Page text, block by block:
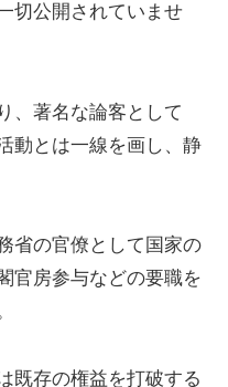
切公開されていませ
、著名な論客として
動とは一線を画し、静
省の官僚として国家の
官房参与などの要職を
既存の権益を打破する